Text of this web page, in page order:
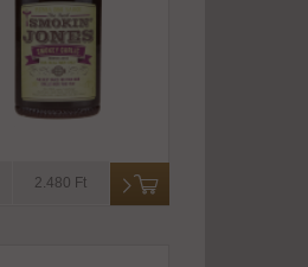
2.480 Ft